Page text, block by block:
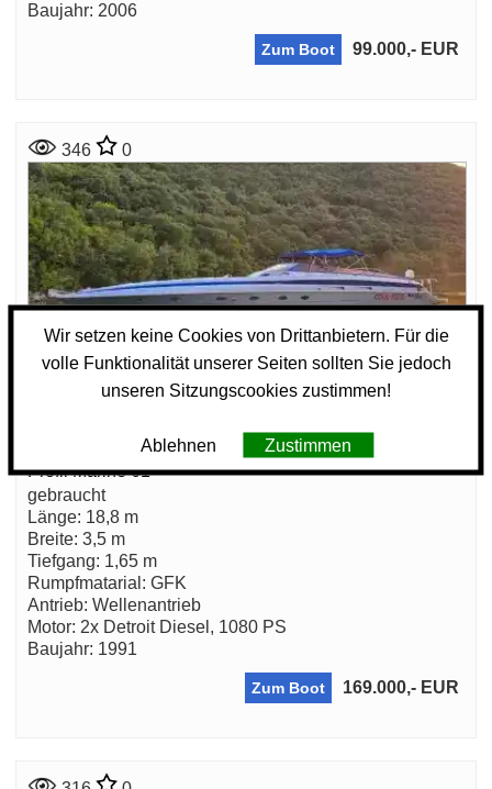
Baujahr: 2006
Zum Boot 99.000,- EUR
346 0
Profil Marine 61
gebraucht
Länge: 18,8 m
Breite: 3,5 m
Tiefgang: 1,65 m
Rumpfmatarial: GFK
Antrieb: Wellenantrieb
Motor: 2x Detroit Diesel, 1080 PS
Baujahr: 1991
Zum Boot 169.000,- EUR
Wir setzen keine Cookies von Drittanbietern. Für die
volle Funktionalität unserer Seiten sollten Sie jedoch
unseren Sitzungscookies zustimmen!
Ablehnen Zustimmen